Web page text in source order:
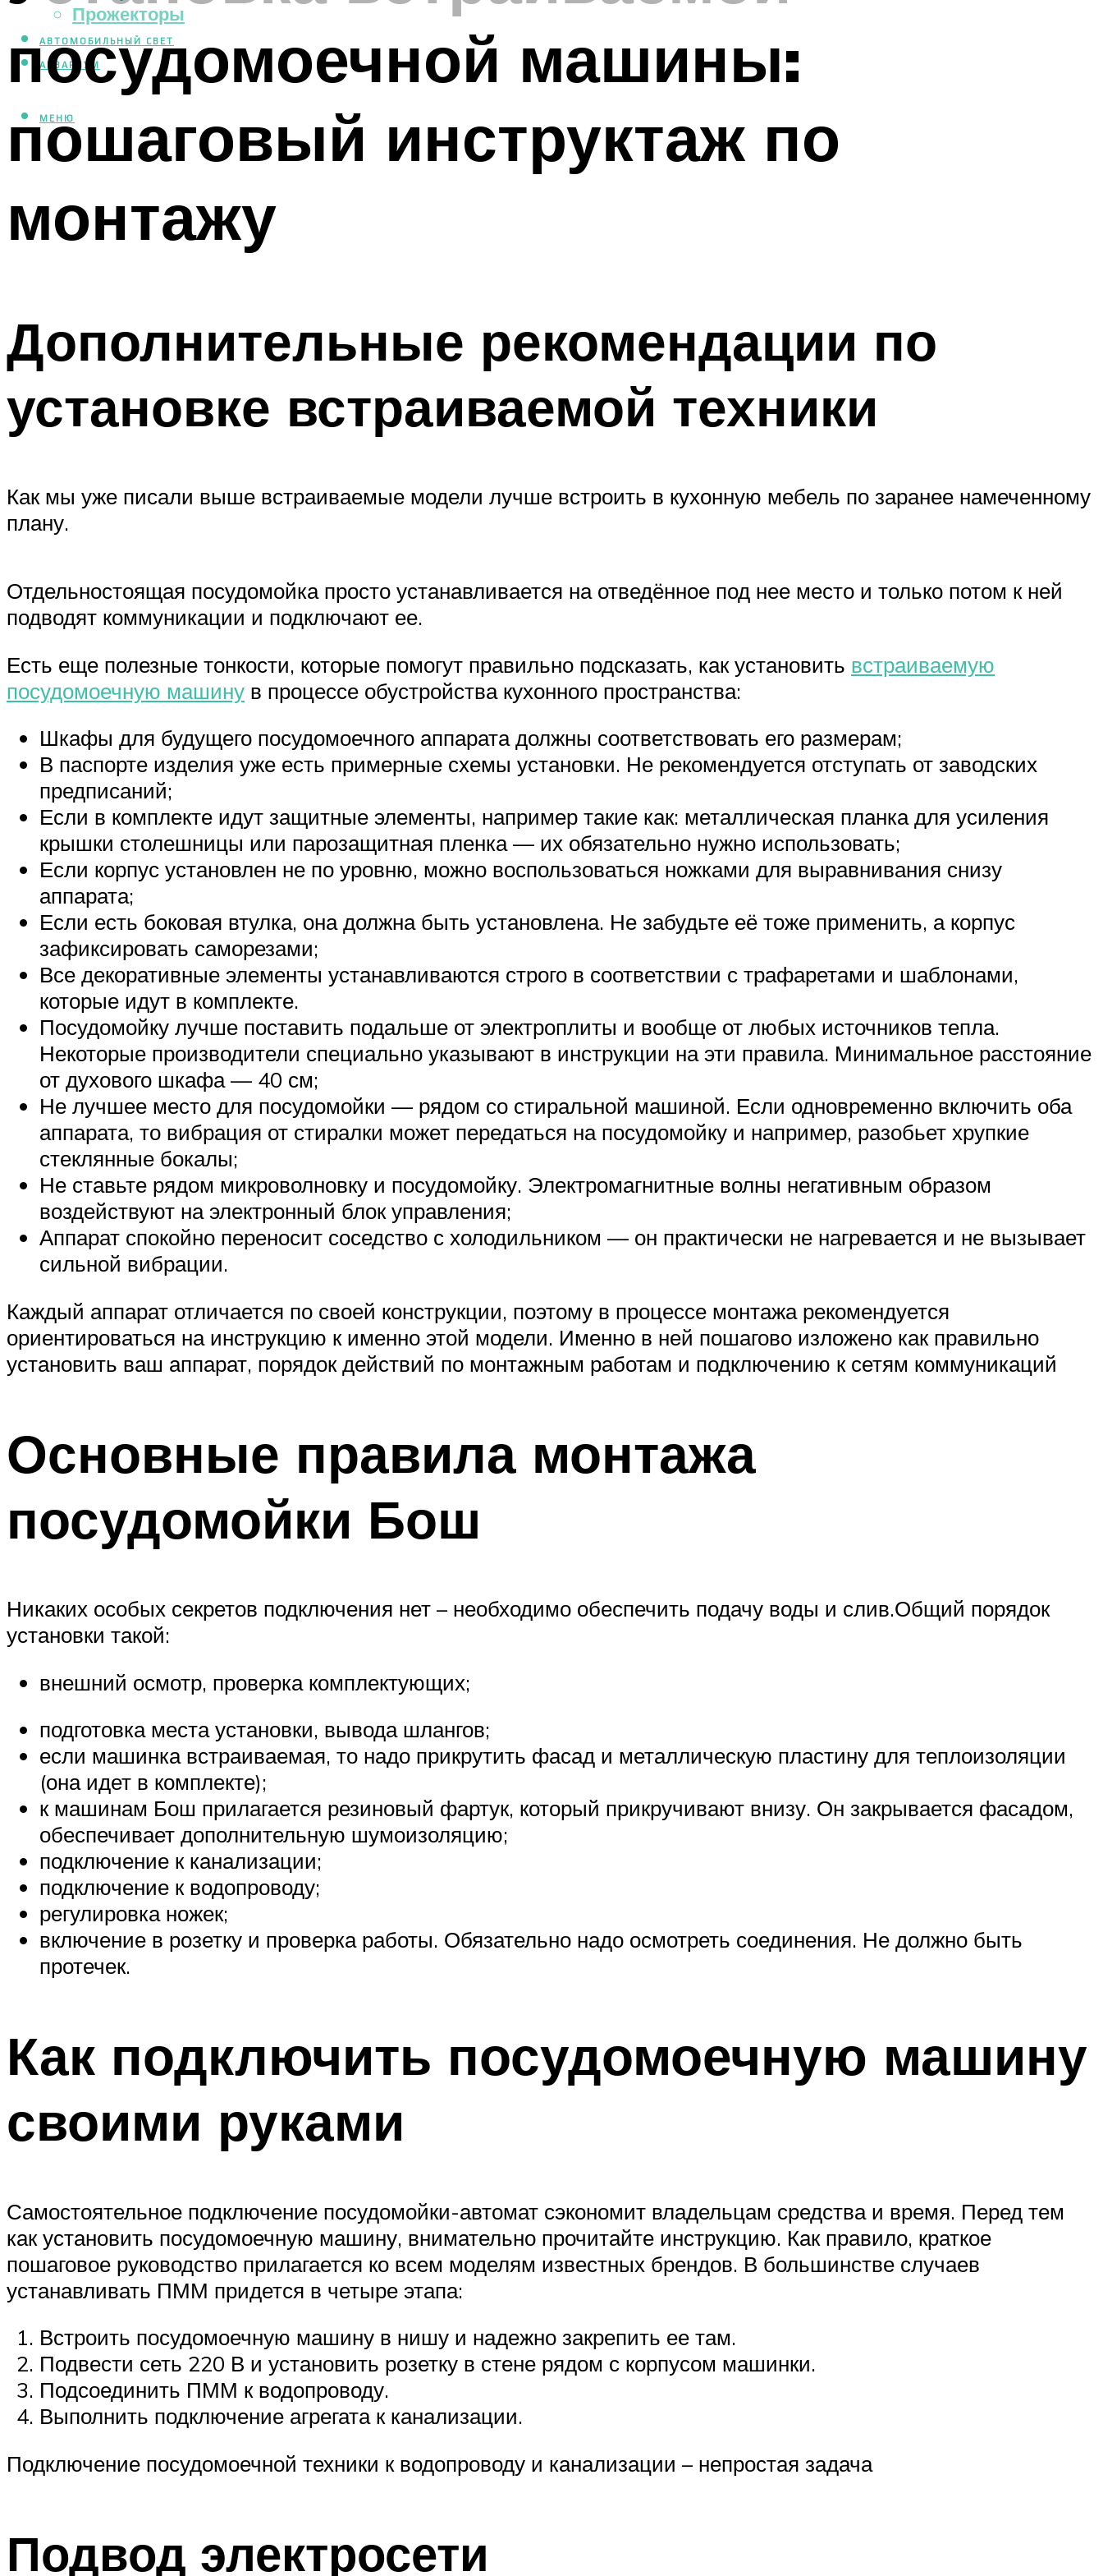
Прожекторы
АВТОМОБИЛЬНЫЙ СВЕТ
АКВАРИУМ
МЕНЮ
посудомоечной машины:
пошаговый инструктаж по
монтажу
Дополнительные рекомендации по
установке встраиваемой техники
Как мы уже писали выше встраиваемые модели лучше встроить в кухонную мебель по заранее намеченному
плану.
Отдельностоящая посудомойка просто устанавливается на отведённое под нее место и только потом к ней
подводят коммуникации и подключают ее.
Есть еще полезные тонкости, которые помогут правильно подсказать, как установить встраиваемую
посудомоечную машину в процессе обустройства кухонного пространства:
Шкафы для будущего посудомоечного аппарата должны соответствовать его размерам;
В паспорте изделия уже есть примерные схемы установки. Не рекомендуется отступать от заводских
предписаний;
Если в комплекте идут защитные элементы, например такие как: металлическая планка для усиления
крышки столешницы или парозащитная пленка — их обязательно нужно использовать;
Если корпус установлен не по уровню, можно воспользоваться ножками для выравнивания снизу
аппарата;
Если есть боковая втулка, она должна быть установлена. Не забудьте её тоже применить, а корпус
зафиксировать саморезами;
Все декоративные элементы устанавливаются строго в соответствии с трафаретами и шаблонами,
которые идут в комплекте.
Посудомойку лучше поставить подальше от электроплиты и вообще от любых источников тепла.
Некоторые производители специально указывают в инструкции на эти правила. Минимальное расстояние
от духового шкафа — 40 см;
Не лучшее место для посудомойки — рядом со стиральной машиной. Если одновременно включить оба
аппарата, то вибрация от стиралки может передаться на посудомойку и например, разобьет хрупкие
стеклянные бокалы;
Не ставьте рядом микроволновку и посудомойку. Электромагнитные волны негативным образом
воздействуют на электронный блок управления;
Аппарат спокойно переносит соседство с холодильником — он практически не нагревается и не вызывает
сильной вибрации.
Каждый аппарат отличается по своей конструкции, поэтому в процессе монтажа рекомендуется
ориентироваться на инструкцию к именно этой модели. Именно в ней пошагово изложено как правильно
установить ваш аппарат, порядок действий по монтажным работам и подключению к сетям коммуникаций
Основные правила монтажа
посудомойки Бош
Никаких особых секретов подключения нет – необходимо обеспечить подачу воды и слив.Общий порядок
установки такой:
внешний осмотр, проверка комплектующих;
подготовка места установки, вывода шлангов;
если машинка встраиваемая, то надо прикрутить фасад и металлическую пластину для теплоизоляции
(она идет в комплекте);
к машинам Бош прилагается резиновый фартук, который прикручивают внизу. Он закрывается фасадом,
обеспечивает дополнительную шумоизоляцию;
подключение к канализации;
подключение к водопроводу;
регулировка ножек;
включение в розетку и проверка работы. Обязательно надо осмотреть соединения. Не должно быть
протечек.
Как подключить посудомоечную машину
своими руками
Самостоятельное подключение посудомойки-автомат сэкономит владельцам средства и время. Перед тем
как установить посудомоечную машину, внимательно прочитайте инструкцию. Как правило, краткое
пошаговое руководство прилагается ко всем моделям известных брендов. В большинстве случаев
устанавливать ПММ придется в четыре этапа:
Встроить посудомоечную машину в нишу и надежно закрепить ее там.
Подвести сеть 220 В и установить розетку в стене рядом с корпусом машинки.
Подсоединить ПММ к водопроводу.
Выполнить подключение агрегата к канализации.
Подключение посудомоечной техники к водопроводу и канализации – непростая задача
Подвод электросети